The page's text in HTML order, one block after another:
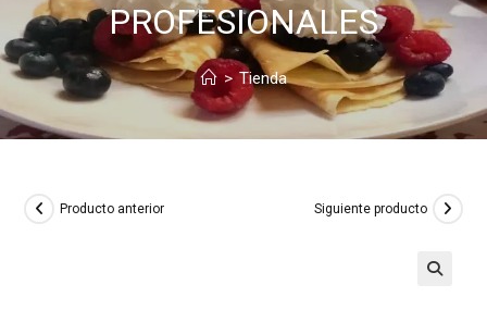
PROFESIONALES
> Tienda
Producto anterior Siguiente producto